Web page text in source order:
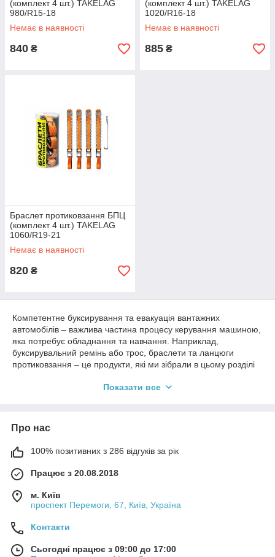
(комплект 4 шт.) TAKELAG
980/R15-18
Немає в наявності
840 ₴
(комплект 4 шт.) TAKELAG
1020/R16-18
Немає в наявності
885 ₴
Браслет протиковзання БПЦ
(комплект 4 шт.) TAKELAG
1060/R19-21
Немає в наявності
820 ₴
Компетентне буксирування та евакуація вантажних
автомобілів – важлива частина процесу керування машиною,
яка потребує обладнання та навчання. Наприклад,
буксирувальний ремінь або трос, браслети та ланцюги
протиковзання – це продукти, які ми зібрали в цьому розділі
будь-якими ситуаціями, пов'язаними з буксируванням
вантажівки на шосе або, якщо це необхідно, через
потрапляння транспорту у ДТП. Важливо пам’ятати, що для
евакуації вантажівки вам потрібно:
знати правила та методи буксирування;
вірно оцінити умови на дорозі.
Й якщо лише увага та досвід допоможуть вам з останнім
пунктом, то придбати обладнання, наприклад, трос або
браслети протиковзання, можно безпосередньо в цьому
розділі.
Показати все
Про нас
100% позитивних з 286 відгуків за рік
Працює з 20.08.2018
м. Київ
проспект Перемоги, 67, Київ, Україна
Контакти
Сьогодні працює з 09:00 до 17:00